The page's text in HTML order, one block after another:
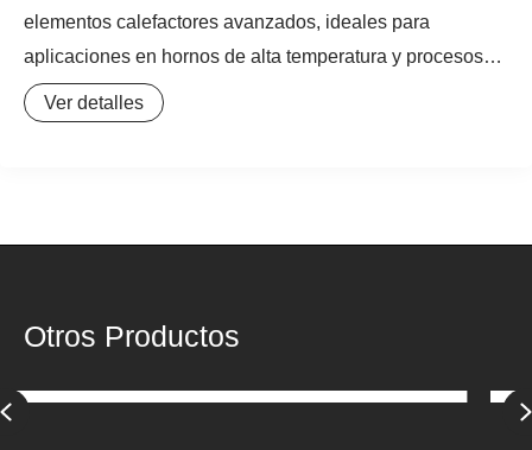
elementos calefactores avanzados, ideales para
aplicaciones en hornos de alta temperatura y procesos
industriales que demandan fiabilidad y eficiencia
energética. Fabricadas a partir de disiliciuro de
Ver detalles
Otros Productos
Previous